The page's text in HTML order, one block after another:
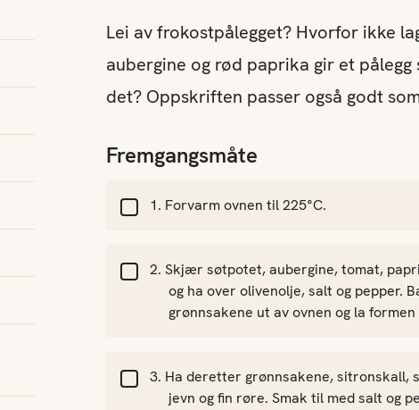
Lei av frokostpålegget? Hvorfor ikke
aubergine og rød paprika gir et
det? Oppskriften passer også godt
Fremgangsmåte
Forvarm ovnen til 225°C.
Skjær søtpotet, aubergine, tomat,
og ha over olivenolje, salt og pepper.
grønnsakene ut av ovnen og la
Ha deretter grønnsakene, sitronskall,
jevn og fin røre. Smak til med salt og